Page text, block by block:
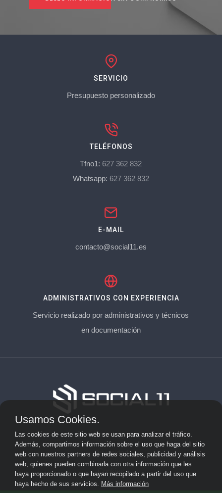
SERVICIO
Presupuesto personalizado
TELÉFONOS
Tfno1: 627 362 832
Whatsapp: 627 362 832
E-MAIL
contacto@social11.es
ADMINISTRATIVOS CON EXPERIENCIA
Servicio realizado por administrativos y técnicos
en documentación
Aviso Legal
Privacidad
Cookies
Usamos Cookies.
Las cookies de este sitio web se usan para analizar el tráfico.
Además, compartimos información sobre el uso que haga del sitio
web con nuestros partners de redes sociales, publicidad y análisis
web, quienes pueden combinarla con otra información que les
haya proporcionado o que hayan recopilado a partir del uso que
haya hecho de sus servicios. Más información